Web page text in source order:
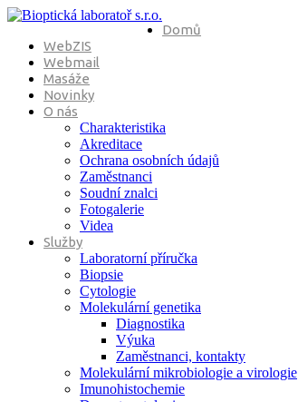
Domů
WebZIS
Webmail
Masáže
Novinky
O nás
Charakteristika
Akreditace
Ochrana osobních údajů
Zaměstnanci
Soudní znalci
Fotogalerie
Videa
Služby
Laboratorní příručka
Biopsie
Cytologie
Molekulární genetika
Diagnostika
Výuka
Zaměstnanci, kontakty
Molekulární mikrobiologie a virologie
Imunohistochemie